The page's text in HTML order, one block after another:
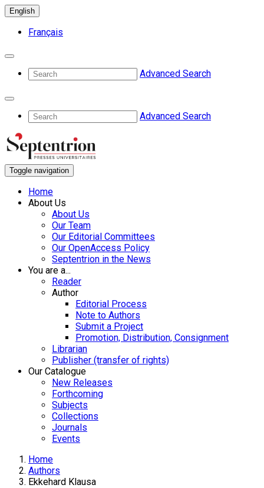
English
Français
Advanced Search
Advanced Search
Toggle navigation
Home
About Us
About Us
Our Team
Our Editorial Committees
Our OpenAccess Policy
Septentrion in the News
You are a...
Reader
Author
Editorial Process
Note to Authors
Submit a Project
Promotion, Distribution, Consignment
Librarian
Publisher (transfer of rights)
Our Catalogue
New Releases
Forthcoming
Subjects
Collections
Journals
Events
Home
Authors
Ekkehard Klausa